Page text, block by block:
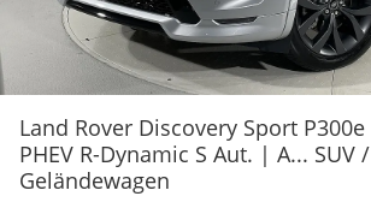
Land Rover Discovery Sport P300e
PHEV R-Dynamic S Aut. | A... SUV /
Geländewagen